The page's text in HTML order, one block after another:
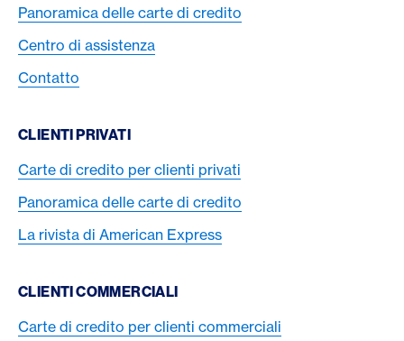
Panoramica delle carte di credito
Centro di assistenza
Contatto
CLIENTI PRIVATI
Carte di credito per clienti privati
Panoramica delle carte di credito
La rivista di American Express
CLIENTI COMMERCIALI
Carte di credito per clienti commerciali